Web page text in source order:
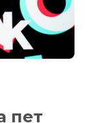
пет